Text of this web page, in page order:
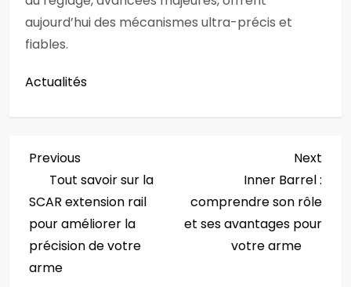
aujourd’hui des mécanismes ultra-précis et
fiables.
Actualités
N
a
v
i
Previous
Post
Previous
Tout savoir sur la
SCAR extension rail
pour améliorer la
précision de votre
arme
Next
Inner Barrel :
comprendre son rôle
et ses avantages pour
votre arme